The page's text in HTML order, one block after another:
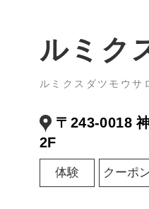
ルミク
ルミクスダツモウサ
〒243-0018
2F
体験 クーポ